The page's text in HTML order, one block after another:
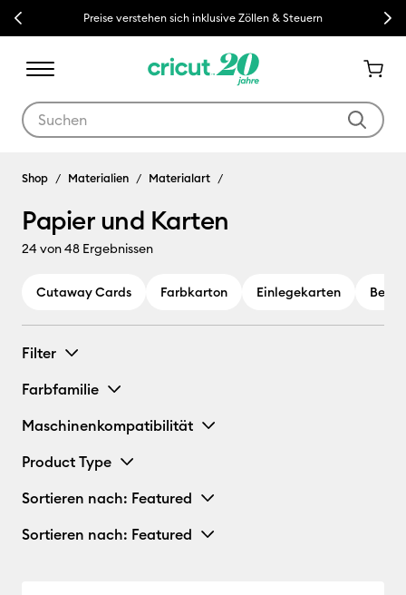
Previous Preise verstehen sich inklusive Zöllen & Steuern Next
Shop Materialien Materialart
Papier und Karten
24von 48 Ergebnissen
Cutaway Cards Farbkarton Einlegekarten
Filter
Farbfamilie
Maschinenkompatibilität
Product Type
Sortieren nach: Featured
Sortieren nach: Featured